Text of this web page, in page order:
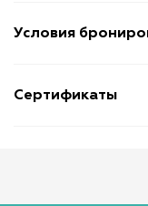
Условия
Сертификаты